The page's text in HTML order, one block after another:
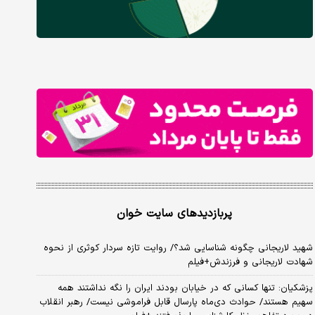
پربازدیدهای سایت خوان
شهید لاریجانی چگونه شناسایی شد؟/ روایت تازه سردار کوثری از نحوه
شهادت لاریجانی و فرزندش+فیلم
پزشکیان: تنها کسانی که در خیابان بودند ایران را نگه نداشتند همه
سهیم هستند/ حوادث دی‌ماه پارسال قابل فراموشی نیست/ رهبر انقلاب